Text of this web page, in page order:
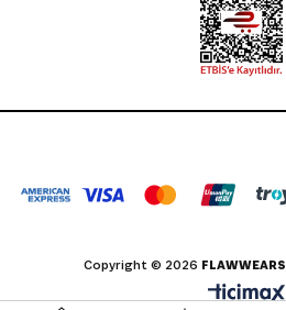
Copyright © 2026 FLAWWEARS